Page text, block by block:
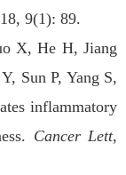
9(1): 89.
X, He H, Jiang
Sun P, Yang S,
inflammatory
Cancer Lett,